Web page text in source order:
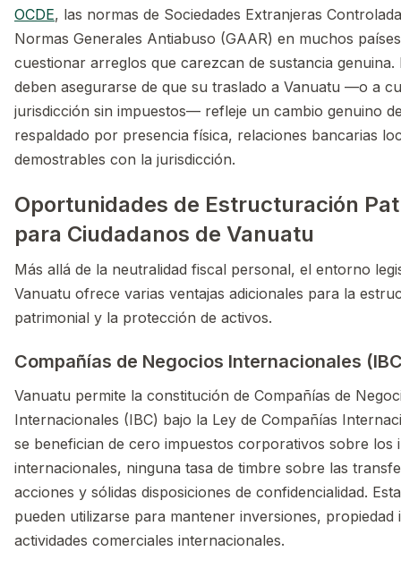
OCDE, las normas de Sociedades Extranjeras
Normas Generales Antiabuso (GAAR) en muchos
cuestionar arreglos que carezcan de sustancia genuina.
deben asegurarse de que su traslado a Vanuatu —o a
jurisdicción sin impuestos— refleje un cambio genuino
respaldado por presencia física, relaciones bancarias
demostrables con la jurisdicción.
Oportunidades de Estructuración
para Ciudadanos de Vanuatu
Más allá de la neutralidad fiscal personal, el entorno
Vanuatu ofrece varias ventajas adicionales para la
patrimonial y la protección de activos.
Compañías de Negocios Internacionales
Vanuatu permite la constitución de Compañías de
Internacionales (IBC) bajo la Ley de Compañías
se benefician de cero impuestos corporativos sobre los
internacionales, ninguna tasa de timbre sobre las
acciones y sólidas disposiciones de confidencialidad.
pueden utilizarse para mantener inversiones, propiedad
actividades comerciales internacionales.